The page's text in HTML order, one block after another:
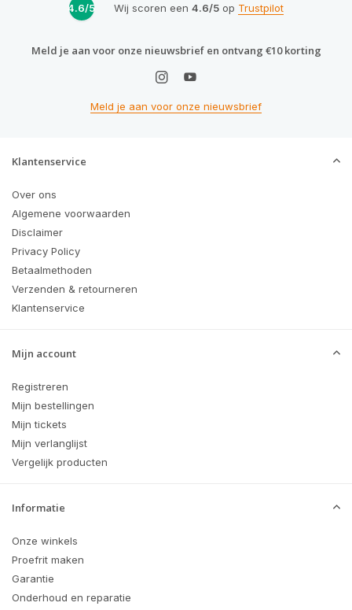
4.6/5 Wij scoren een 4.6/5op Trustpilot
Meld je aan voor onze nieuwsbrief en ontvang €10 korting
Meld je aan voor onze nieuwsbrief
Klantenservice
Over ons
Algemene voorwaarden
Disclaimer
Privacy Policy
Betaalmethoden
Verzenden & retourneren
Klantenservice
Mijn account
Registreren
Mijn bestellingen
Mijn tickets
Mijn verlanglijst
Vergelijk producten
Informatie
Onze winkels
Proefrit maken
Garantie
Onderhoud en reparatie